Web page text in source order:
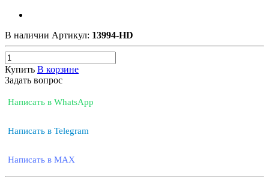
В наличии Артикул: 13994-HD
Купить В корзине
Задать вопрос
Написать в WhatsApp
Написать в Telegram
Написать в MAX